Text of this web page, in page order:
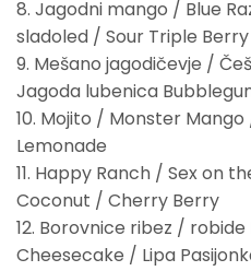
8. Jagodni mango / Blue
sladoled / Sour Triple Berry
9. Mešano jagodičevje /
Jagoda lubenica
10. Mojito / Monster
Lemonade
11. Happy Ranch / Sex on
Coconut / Cherry Berry
12. Borovnice ribez /
Cheesecake / Lipa